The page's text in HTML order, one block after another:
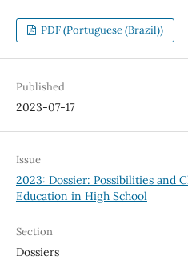
PDF (Portuguese (Brazil))
Published
2023-07-17
Issue
2023: Dossier: Possibilities and
Education in High School
Section
Dossiers